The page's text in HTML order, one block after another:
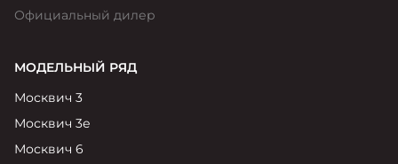
Официальный дилер
МОДЕЛЬНЫЙ РЯД
Москвич 3
Москвич 3е
Москвич 6